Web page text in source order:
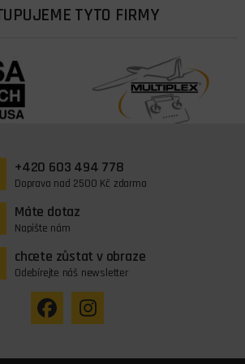
TYTO FIRMY
+420 603 494 778
Doprava nad 2500 Kč zdarma
Máte dotaz
Napište nám
chcete zůstat v obraze
Odebírejte náš newsletter